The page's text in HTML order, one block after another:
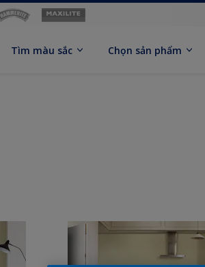
Tìm màu sắc Chọn sản phẩm